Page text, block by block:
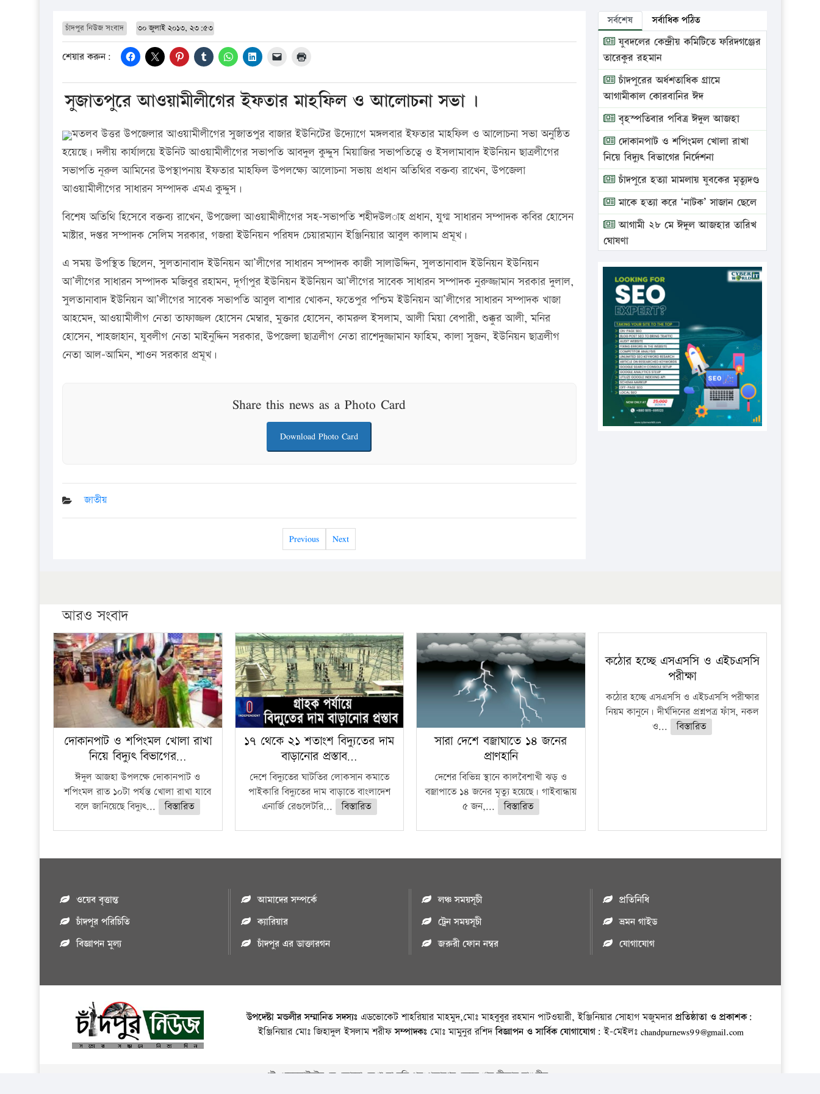
চাঁদপুর নিউজ সংবাদ ৩০ জুলাই ২০১৩, ২৩:৫৩
শেয়ার করুন:
সুজাতপুরে আওয়ামীলীগের ইফতার মাহফিল ও আলোচনা সভা ।
মতলব উত্তর উপজেলার আওয়ামীলীগের সুজাতপুর বাজার ইউনিটের উদ্যোগে মঙ্গলবার ইফতার মাহফিল ও আলোচনা সভা অনুষ্ঠিত
হয়েছে। দলীয় কার্যালয়ে ইউনিট আওয়ামীলীগের সভাপতি আবদুল কুদ্দুস মিয়াজির সভাপতিত্বে ও ইসলামাবাদ ইউনিয়ন ছাত্রলীগের
সভাপতি নূরুল আমিনের উপস্থাপনায় ইফতার মাহফিল উপলক্ষ্যে আলোচনা সভায় প্রধান অতিথির বক্তব্য রাখেন, উপজেলা
আওয়ামীলীগের সাধারন সম্পাদক এমএ কুদ্দুস।
বিশেষ অতিথি হিসেবে বক্তব্য রাখেন, উপজেলা আওয়ামীলীগের সহ-সভাপতি শহীদউল­াহ প্রধান, যুগ্ম সাধারন সম্পাদক কবির হোসেন
মাষ্টার, দপ্তর সম্পাদক সেলিম সরকার, গজরা ইউনিয়ন পরিষদ চেয়ারম্যান ইঞ্জিনিয়ার আবুল কালাম প্রমূখ।
এ সময় উপস্থিত ছিলেন, সুলতানাবাদ ইউনিয়ন আ’লীগের সাধারন সম্পাদক কাজী সালাউদ্দিন, সুলতানাবাদ ইউনিয়ন ইউনিয়ন
আ’লীগের সাধারন সম্পাদক মজিবুর রহামন, দূর্গাপুর ইউনিয়ন ইউনিয়ন আ’লীগের সাবেক সাধারন সম্পাদক নুরুজ্জামান সরকার দুলাল,
সুলতানাবাদ ইউনিয়ন আ’লীগের সাবেক সভাপতি আবুল বাশার খোকন, ফতেপুর পশ্চিম ইউনিয়ন আ’লীগের সাধারন সম্পাদক খাজা
আহমেদ, আওয়ামীলীগ নেতা তাফাজ্জল হোসেন মেম্বার, মুক্তার হোসেন, কামরুল ইসলাম, আলী মিয়া বেপারী, শুক্কুর আলী, মনির
হোসেন, শাহজাহান, যুবলীগ নেতা মাইনুদ্দিন সরকার, উপজেলা ছাত্রলীগ নেতা রাশেদুজ্জামান ফাহিম, কালা সুজন, ইউনিয়ন ছাত্রলীগ
নেতা আল-আমিন, শাওন সরকার প্রমূখ।
Share this news as a Photo Card
Download Photo Card
জাতীয়
Previous Next
সর্বশেষ সর্বাধিক পঠিত
যুবদলের কেন্দ্রীয় কমিটিতে ফরিদগঞ্জের
তারেকুর রহমান
চাঁদপুরের অর্ধশতাধিক গ্রামে
আগামীকাল কোরবানির ঈদ
বৃহস্পতিবার পবিত্র ঈদুল আজহা
দোকানপাট ও শপিংমল খোলা রাখা
নিয়ে বিদ্যুৎ বিভাগের নির্দেশনা
চাঁদপুরে হত্যা মামলায় যুবকের মৃত্যুদণ্ড
মাকে হত্যা করে ‘নাটক’ সাজান ছেলে
আগামী ২৮ মে ঈদুল আজহার তারিখ
ঘোষণা
ভ্রাম্যমাণ আদালতে দুইটি প্রতিষ্ঠানকে
প্রতিষ্ঠানকে ৪০হাজার টাকা জরিমানা।
এবার লঞ্চের ভাড়া বাড়ল
১৭ থেকে ২১ শতাংশ বিদ্যুতের দাম
বাড়ানোর প্রস্তাব পিডিবির
১৬ মে চাঁদপুর ও ২৫ মে ফেনী সফরে
যাবেন প্রধানমন্ত্রী
উচ্চশিক্ষায় গৌরবময় অর্জন: পূর্ণ
স্কলারশিপে যুক্তরাষ্ট্রে পিএইচডি করছেন
আরও সংবাদ
দোকানপাট ও শপিংমল খোলা রাখা
নিয়ে বিদ্যুৎ বিভাগের…
ঈদুল আজহা উপলক্ষে দোকানপাট ও
শপিংমল রাত ১০টা পর্যন্ত খোলা রাখা যাবে
বলে জানিয়েছে বিদ্যুৎ...
বিস্তারিত
১৭ থেকে ২১ শতাংশ বিদ্যুতের দাম
বাড়ানোর প্রস্তাব…
দেশে বিদ্যুতের ঘাটতির লোকসান কমাতে
পাইকারি বিদ্যুতের দাম বাড়াতে বাংলাদেশ
এনার্জি রেগুলেটরি...
বিস্তারিত
সারা দেশে বজ্রাঘাতে ১৪ জনের
প্রাণহানি
দেশের বিভিন্ন স্থানে কালবৈশাখী ঝড় ও
বজ্রাপাতে ১৪ জনের মৃত্যু হয়েছে। গাইবান্ধায়
৫ জন,...
বিস্তারিত
কঠোর হচ্ছে এসএসসি ও এইচএসসি
পরীক্ষা
কঠোর হচ্ছে এসএসসি ও এইচএসসি পরীক্ষার
নিয়ম কানুনে। দীর্ঘদিনের প্রশ্নপত্র ফাঁস, নকল
ও...
বিস্তারিত
ওয়েব বৃত্তান্ত
চাঁদপুর পরিচিতি
বিজ্ঞাপন মুল্য
আমাদের সম্পর্কে
ক্যারিয়ার
চাঁদপুর এর ডাক্তারগন
লঞ্চ সময়সূচী
ট্রেন সময়সূচী
জরুরী ফোন নম্বর
প্রতিনিধি
ভ্রমন গাইড
যোগাযোগ
উপদেষ্টা মন্ডলীর সম্মানিত সদস্যঃ এডভোকেট শাহরিয়ার মাহমুদ,মোঃ মাহবুবুর রহমান পাটওয়ারী, ইঞ্জিনিয়ার সোহাগ মজুমদারপ্রতিষ্ঠাতা ও প্রকাশক:
ইঞ্জিনিয়ার মোঃ জিহাদুল ইসলাম শরীফসম্পাদকঃ মোঃ মামুনুর রশিদবিজ্ঞাপন ও সার্বিক যোগাযোগ: ই-মেইলঃ chandpurnews99@gmail.com
এই ওয়েবসাইটের যে কোনো লেখা বা ছবি পুনঃপ্রকাশের ক্ষেত্রে ঋন স্বীকার বাঞ্চনীয় ।